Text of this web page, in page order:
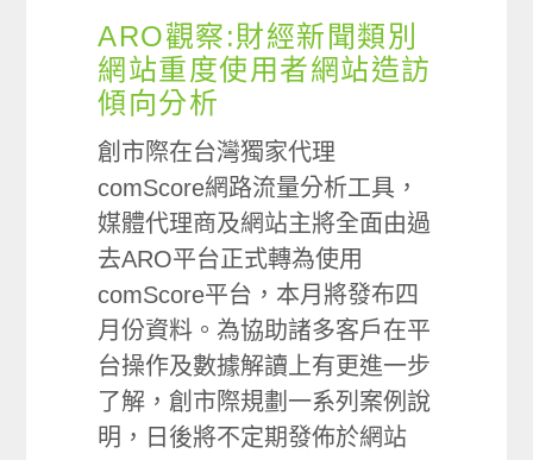
ARO觀察:財經新聞類別
網站重度使用者網站造訪
傾向分析
創市際在台灣獨家代理
comScore網路流量分析工具，
媒體代理商及網站主將全面由過
去ARO平台正式轉為使用
comScore平台，本月將發布四
月份資料。為協助諸多客戶在平
台操作及數據解讀上有更進一步
了解，創市際規劃一系列案例說
明，日後將不定期發佈於網站